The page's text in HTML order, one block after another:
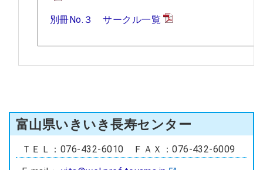
別冊No.３ サークル一覧
富山県いきいき長寿センター
ＴＥＬ：076-432-6010 ＦＡＸ：076-432-6009